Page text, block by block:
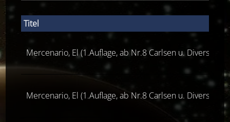
Titel
Mercenario, El (1.Auflage, ab Nr.8 Carlsen u. Diverse
Mercenario, El (1.Auflage, ab Nr.8 Carlsen u. Diverse